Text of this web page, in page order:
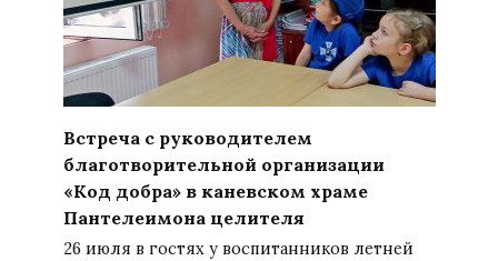
Встреча с руководителем
благотворительной организации
«Код добра» в каневском храме
Пантелеимона целителя
26 июля в гостях у воспитанников летней